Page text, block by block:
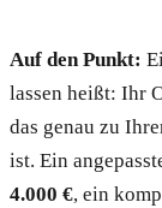
Auf den Punkt:
lassen heißt: Ihr
das genau zu
ist. Ein
4.000 €, ein